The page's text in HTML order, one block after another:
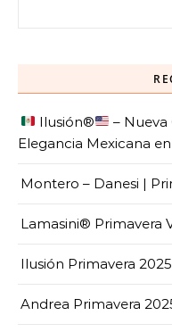
Ilusión®️
–
Elegancia Mexicana
Montero – Danesi |
Lamasini® Primavera
Ilusión Primavera
Andrea Primavera